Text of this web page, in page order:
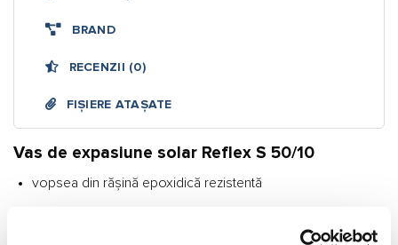
BRAND
RECENZII (0)
FIȘIERE ATAȘATE
Vas de expasiune solar Reflex S 50/10
vopsea din rășină epoxidică rezistentă